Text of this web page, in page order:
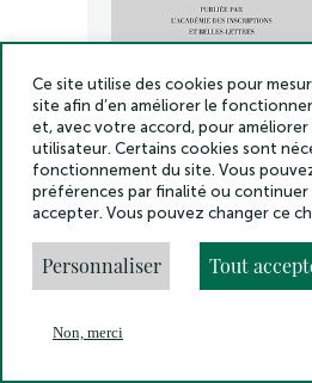
Menu
Histoire littéraire de la
France. Tome 47
Ce site utilise des cookies pour
site afin d’en améliorer le
et, avec votre accord, pour
utilisateur. Certains cookies sont
fonctionnement du site. Vous
préférences par finalité ou continuer
accepter. Vous pouvez changer ce
Personnaliser Tout
Non, merci